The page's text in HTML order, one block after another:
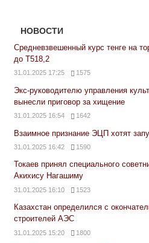
НОВОСТИ
Средневзвешенный курс тенге на
до Т518,2
31.01.2025 17:25 1575
Экс-руководителю управления
вынесли приговор за хищение
31.01.2025 16:54 1642
Взаимное признание ЭЦП хотят
31.01.2025 16:42 1590
Токаев принял специального
Акихису Нагашиму
31.01.2025 16:10 1523
Казахстан определился с
строителей АЭС
31.01.2025 15:20 1800